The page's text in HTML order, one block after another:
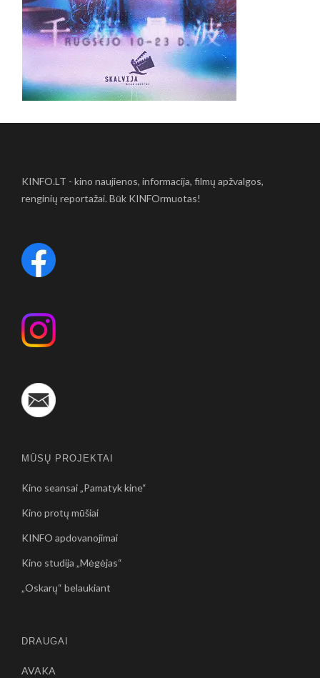
KINFO.LT - kino naujienos, informacija, filmų apžvalgos,
renginių reportažai. Būk KINFOrmuotas!
MŪSŲ PROJEKTAI
Kino seansai „Pamatyk kine“
Kino protų mūšiai
KINFO apdovanojimai
Kino studija „Mėgėjas“
„Oskarų“ belaukiant
DRAUGAI
AVAKA